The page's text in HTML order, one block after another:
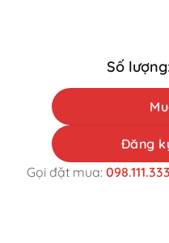
藤名めぐみ
Đăng
Gọi đặt mua: